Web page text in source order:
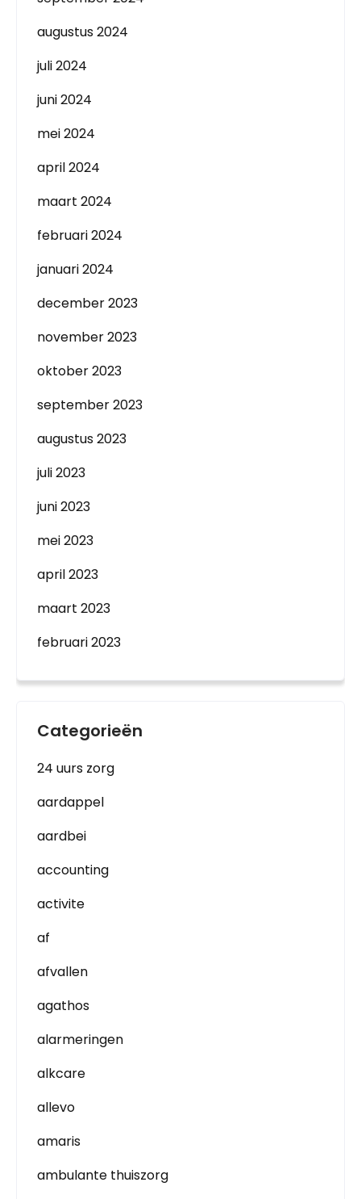
augustus 2024
juli 2024
juni 2024
mei 2024
april 2024
maart 2024
februari 2024
januari 2024
december 2023
november 2023
oktober 2023
september 2023
augustus 2023
juli 2023
juni 2023
mei 2023
april 2023
maart 2023
februari 2023
Categorieën
24 uurs zorg
aardappel
aardbei
accounting
activite
af
afvallen
agathos
alarmeringen
alkcare
allevo
amaris
ambulante thuiszorg